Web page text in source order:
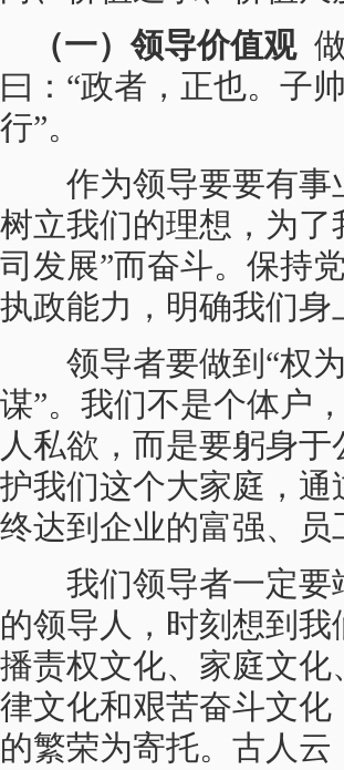
（一）领导价值观做
曰：“政者，正也。子
行”。
作为领导要要有事
树立我们的理想，为
司发展”而奋斗。保持
执政能力，明确我们
领导者要做到“权
谋”。我们不是个体户
人私欲，而是要躬身
护我们这个大家庭，
终达到企业的富强、员
我们领导者一定要
的领导人，时刻想到
播责权文化、家庭文
律文化和艰苦奋斗文
的繁荣为寄托。古人云